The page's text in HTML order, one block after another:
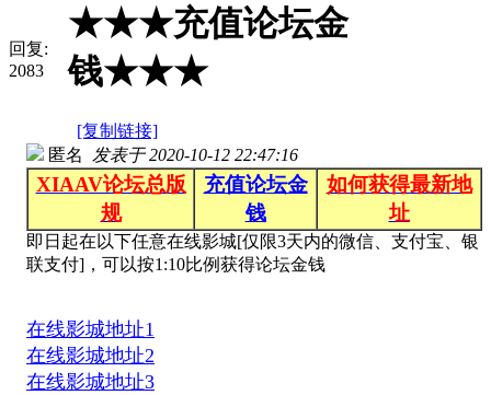
回复:
2083
★★★充值论坛金
钱★★★
[复制链接]
匿名 发表于2020-10-12 22:47:16
XIAAV论坛总版
规
充值论坛金
钱
如何获得最新地
址
即日起在以下任意在线影城[仅限3天内的微信、支付宝、银
联支付]，可以按1:10比例获得论坛金钱
在线影城地址1
在线影城地址2
在线影城地址3